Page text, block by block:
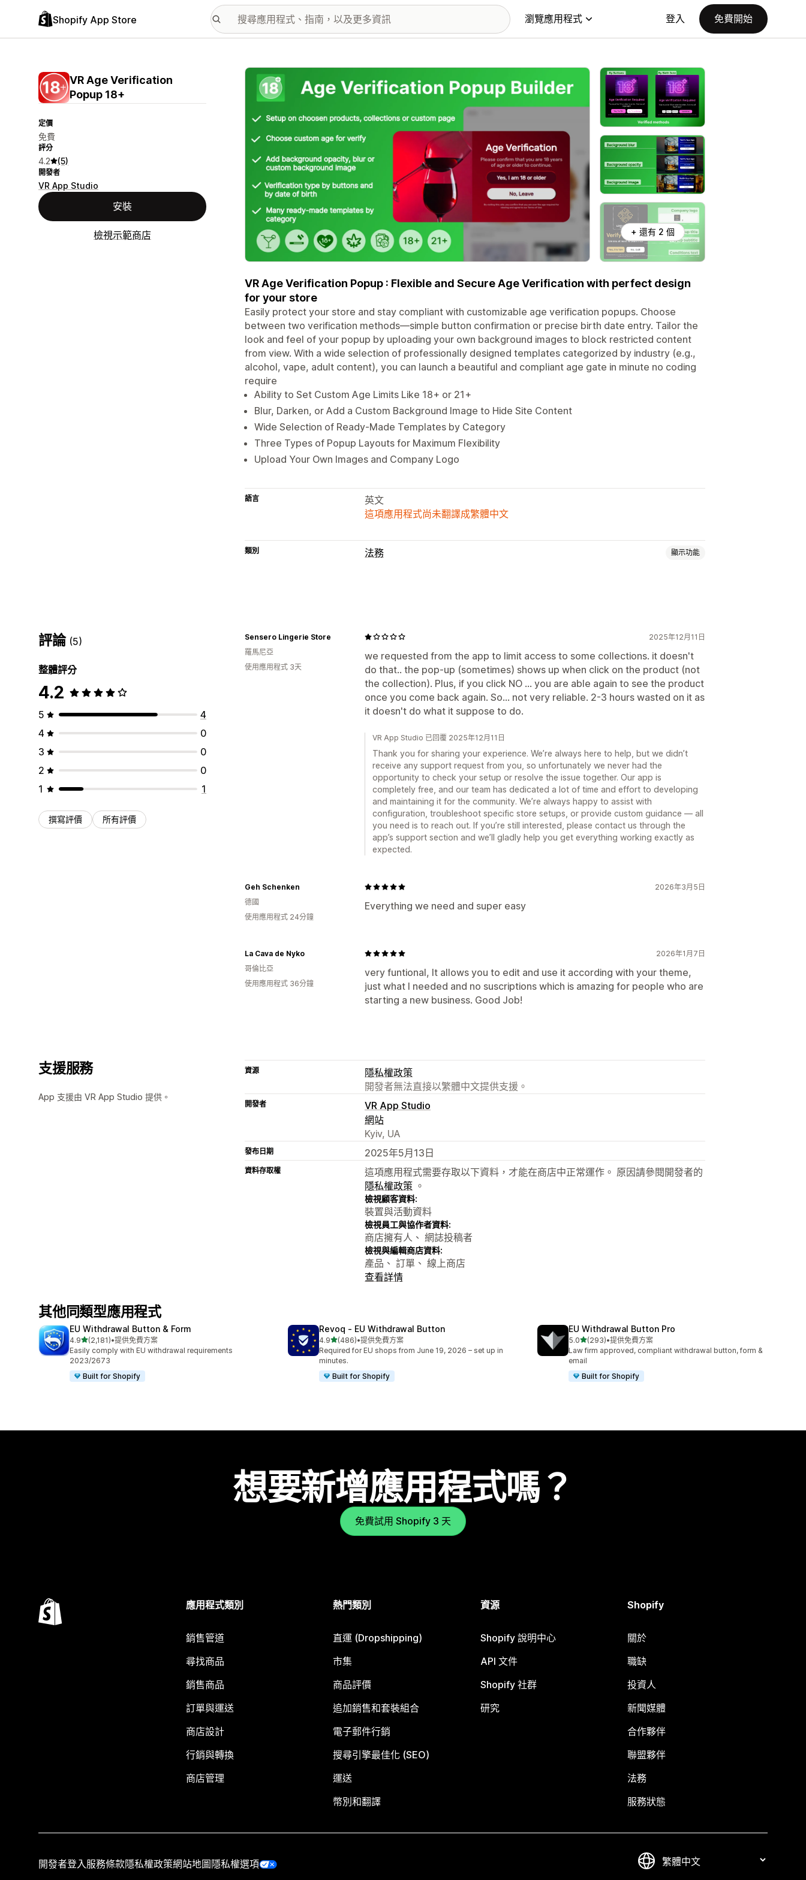
Shopify App Store 瀏覽應用程式 登入 免費開始
VR Age Verification
Popup 18+
定價
免費
評分
4.2 (5)
開發者
VR App Studio
安裝
檢視示範商店
主要圖片圖庫
+ 還有 2 個
VR Age Verification Popup : Flexible and Secure Age Verification with perfect design
for your store
Easily protect your store and stay compliant with customizable age verification popups. Choose
between two verification methods—simple button confirmation or precise birth date entry. Tailor the
look and feel of your popup by uploading your own background images to block restricted content
from view. With a wide selection of professionally designed templates categorized by industry (e.g.,
alcohol, vape, adult content), you can launch a beautiful and compliant age gate in minute no coding
require
Ability to Set Custom Age Limits Like 18+ or 21+
Blur, Darken, or Add a Custom Background Image to Hide Site Content
Wide Selection of Ready-Made Templates by Category
Three Types of Popup Layouts for Maximum Flexibility
Upload Your Own Images and Company Logo
語言
英文
這項應用程式尚未翻譯成繁體中文
類別 法務 顯示功能
彈出式視窗
評論 (5)
整體評分
4.2
5
4
4
0
3
0
2
0
1
1
撰寫評價 所有評價
2025年12月11日
we requested from the app to limit access to some collections. it doesn't
do that.. the pop-up (sometimes) shows up when click on the product (not
the collection). Plus, if you click NO ... you are able again to see the product
once you come back again. So... not very reliable. 2-3 hours wasted on it as
it doesn't do what it suppose to do.
Sensero Lingerie Store
羅馬尼亞
使用應用程式 3天
VR App Studio 已回覆 2025年12月11日
Thank you for sharing your experience. We’re always here to help, but we didn’t
receive any support request from you, so unfortunately we never had the
opportunity to check your setup or resolve the issue together. Our app is
completely free, and our team has dedicated a lot of time and effort to developing
and maintaining it for the community. We’re always happy to assist with
configuration, troubleshoot specific store setups, or provide custom guidance — all
you need is to reach out. If you’re still interested, please contact us through the
app’s support section and we’ll gladly help you get everything working exactly as
expected.
2026年3月5日
Everything we need and super easy
Geh Schenken
德國
使用應用程式 24分鐘
2026年1月7日
very funtional, It allows you to edit and use it according with your theme,
just what I needed and no suscriptions which is amazing for people who are
starting a new business. Good Job!
La Cava de Nyko
哥倫比亞
使用應用程式 36分鐘
支援服務
App 支援由 VR App Studio 提供。
資源
隱私權政策
開發者無法直接以繁體中文提供支援。
開發者
VR App Studio
網站
Kyiv, UA
發布日期 2025年5月13日
資料存取權
這項應用程式需要存取以下資料，才能在商店中正常運作。 原因請參閱開發者的
隱私權政策 。
檢視顧客資料:
裝置與活動資料
檢視員工與協作者資料:
商店擁有人、 網誌投稿者
檢視與編輯商店資料:
產品、 訂單、 線上商店
查看詳情
其他同類型應用程式
EU Withdrawal Button & Form
4.9滿分 5 顆星
(2,181)
共有 2181 則評價
•提供免費方案
Easily comply with EU withdrawal requirements
2023/2673
Built for Shopify
Revoq ‑ EU Withdrawal Button
4.9滿分 5 顆星
(486)
共有 486 則評價
•提供免費方案
Required for EU shops from June 19, 2026 – set up in
minutes.
Built for Shopify
EU Withdrawal Button Pro
5.0滿分 5 顆星
(293)
共有 293 則評價
•提供免費方案
Law firm approved, compliant withdrawal button, form &
email
Built for Shopify
想要新增應用程式嗎？
免費試用 Shopify 3 天
應用程式類別
銷售管道
尋找商品
銷售商品
訂單與運送
商店設計
行銷與轉換
商店管理
熱門類別
直運 (Dropshipping)
市集
商品評價
追加銷售和套裝組合
電子郵件行銷
搜尋引擎最佳化 (SEO)
運送
幣別和翻譯
資源
Shopify 說明中心
API 文件
Shopify 社群
研究
Shopify
關於
職缺
投資人
新聞媒體
合作夥伴
聯盟夥伴
法務
服務狀態
開發者登入服務條款隱私權政策網站地圖 隱私權選項